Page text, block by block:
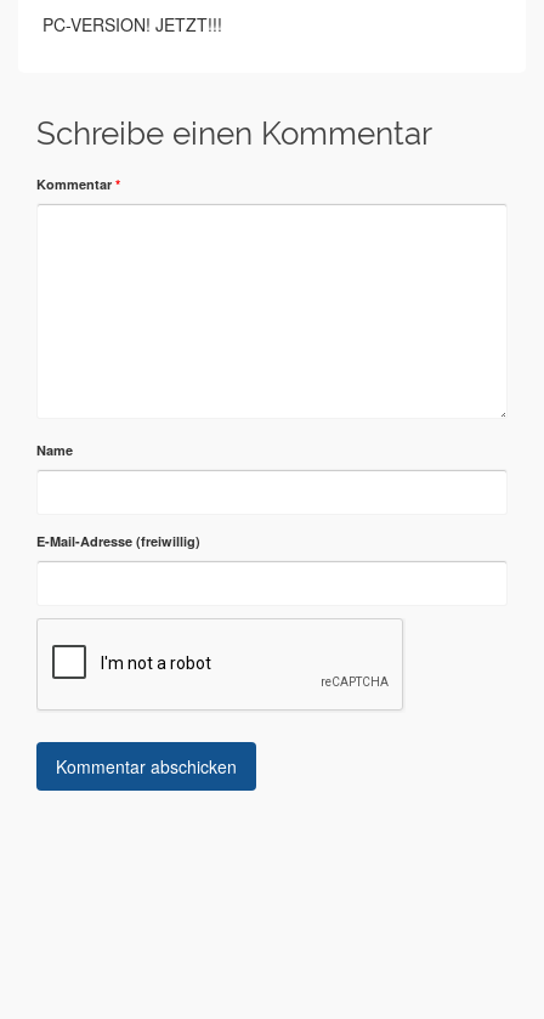
PC-VERSION! JETZT!!!
Schreibe einen Kommentar
Kommentar *
Name
E-Mail-Adresse